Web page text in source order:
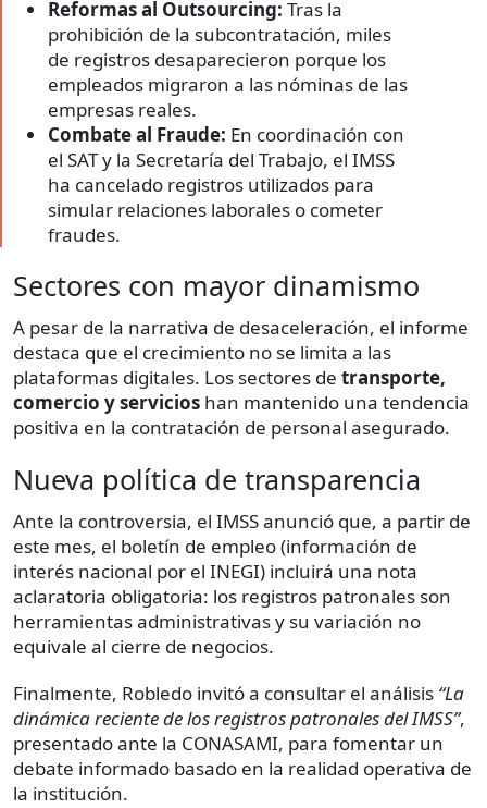
Reformas al Outsourcing: Tras la
prohibición de la subcontratación, miles
de registros desaparecieron porque los
empleados migraron a las nóminas de las
empresas reales.
Combate al Fraude: En coordinación con
el SAT y la Secretaría del Trabajo, el IMSS
ha cancelado registros utilizados para
simular relaciones laborales o cometer
fraudes.
Sectores con mayor dinamismo
A pesar de la narrativa de desaceleración, el informe
destaca que el crecimiento no se limita a las
plataformas digitales. Los sectores de transporte,
comercio y servicios han mantenido una tendencia
positiva en la contratación de personal asegurado.
Nueva política de transparencia
Ante la controversia, el IMSS anunció que, a partir de
este mes, el boletín de empleo (información de
interés nacional por el INEGI) incluirá una nota
aclaratoria obligatoria: los registros patronales son
herramientas administrativas y su variación no
equivale al cierre de negocios.
Finalmente, Robledo invitó a consultar el análisis “La
dinámica reciente de los registros patronales del IMSS”,
presentado ante la CONASAMI, para fomentar un
debate informado basado en la realidad operativa de
la institución.